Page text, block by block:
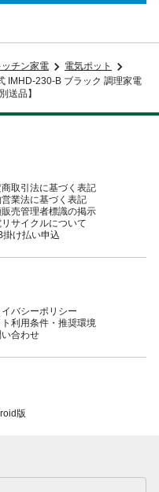
ッチン家電
電気ポット
IMHD-230-B ブラック 調理家電
送品】
取引法に基づく表記
業法に基づく表記
売管理者標識の掲示
サイクルについて
掛け払い申込
イバシーポリシー
利用条件・推奨環境
い合わせ
版